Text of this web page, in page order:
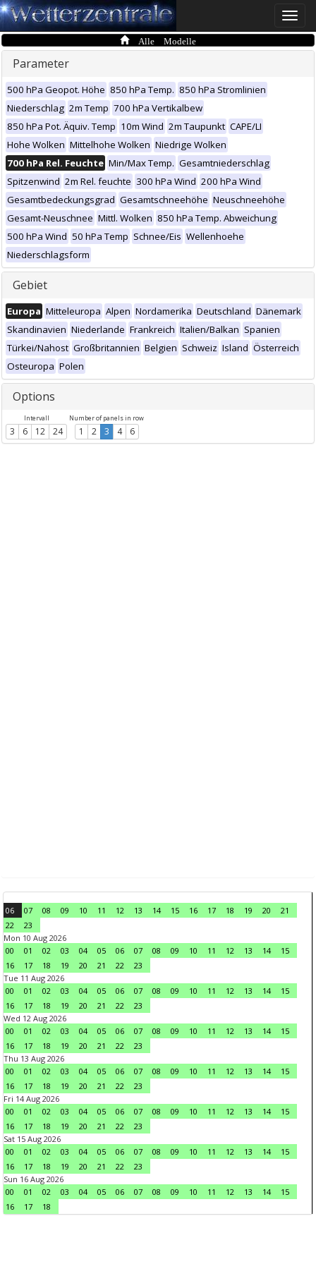
Toggle
Alle Modelle
Parameter
500 hPa Geopot. Höhe 850 hPa Temp. 850 hPa Stromlinien
Niederschlag 2m Temp 700 hPa Vertikalbew
850 hPa Pot. Äquiv. Temp 10m Wind 2m Taupunkt CAPE/LI
Hohe Wolken Mittelhohe Wolken Niedrige Wolken
700 hPa Rel. Feuchte Min/Max Temp. Gesamtniederschlag
Spitzenwind 2m Rel. feuchte 300 hPa Wind 200 hPa Wind
Gesamtbedeckungsgrad Gesamtschneehöhe Neuschneehöhe
Gesamt-Neuschnee Mittl. Wolken 850 hPa Temp. Abweichung
500 hPa Wind 50 hPa Temp Schnee/Eis Wellenhoehe
Niederschlagsform
Gebiet
Europa Mitteleuropa Alpen Nordamerika Deutschland Dänemark
Skandinavien Niederlande Frankreich Italien/Balkan Spanien
Türkei/Nahost Großbritannien Belgien Schweiz Island Österreich
Osteuropa Polen
Options
Intervall
3 6 12 24
Number of panels in row
1 2 3 4 6
06 07 08 09 10 11 12 13 14 15 16 17 18 19 20
21
22
23
Mon 10 Aug 2026
00
01 02 03 04 05 06 07 08 09 10 11 12 13 14
15
16
17 18 19 20 21 22
23
Tue 11 Aug 2026
00
01 02 03 04 05 06 07 08 09 10 11 12 13 14
15
16
17 18 19 20 21 22
23
Wed 12 Aug 2026
00
01 02 03 04 05 06 07 08 09 10 11 12 13 14
15
16
17 18 19 20 21 22
23
Thu 13 Aug 2026
00
01 02 03 04 05 06 07 08 09 10 11 12 13 14
15
16
17 18 19 20 21 22
23
Fri 14 Aug 2026
00
01 02 03 04 05 06 07 08 09 10 11 12 13 14
15
16
17 18 19 20 21 22
23
Sat 15 Aug 2026
00
01 02 03 04 05 06 07 08 09 10 11 12 13 14
15
16
17 18 19 20 21 22
23
Sun 16 Aug 2026
00
01 02 03 04 05 06 07 08 09 10 11 12 13 14
15
16
17 18